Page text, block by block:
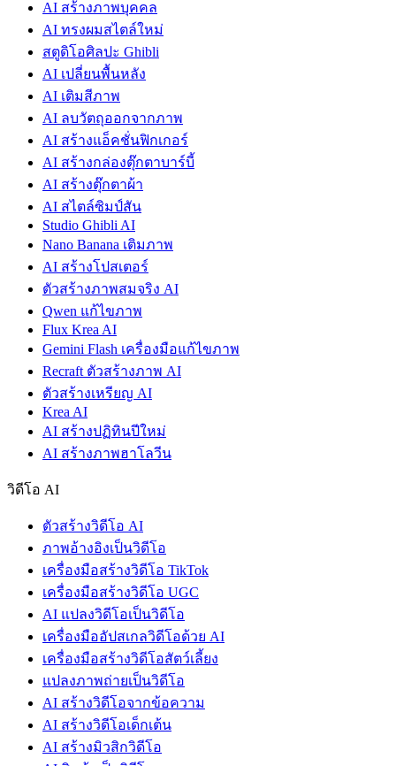
AI สร้างภาพบุคคล
AI ทรงผมสไตล์ใหม่
สตูดิโอศิลปะ Ghibli
AI เปลี่ยนพื้นหลัง
AI เติมสีภาพ
AI ลบวัตถุออกจากภาพ
AI สร้างแอ็คชั่นฟิกเกอร์
AI สร้างกล่องตุ๊กตาบาร์บี้
AI สร้างตุ๊กตาผ้า
AI สไตล์ซิมป์สัน
Studio Ghibli AI
Nano Banana เติมภาพ
AI สร้างโปสเตอร์
ตัวสร้างภาพสมจริง AI
Qwen แก้ไขภาพ
Flux Krea AI
Gemini Flash เครื่องมือแก้ไขภาพ
Recraft ตัวสร้างภาพ AI
ตัวสร้างเหรียญ AI
Krea AI
AI สร้างปฏิทินปีใหม่
AI สร้างภาพฮาโลวีน
วิดีโอ AI
ตัวสร้างวิดีโอ AI
ภาพอ้างอิงเป็นวิดีโอ
เครื่องมือสร้างวิดีโอ TikTok
เครื่องมือสร้างวิดีโอ UGC
AI แปลงวิดีโอเป็นวิดีโอ
เครื่องมืออัปสเกลวิดีโอด้วย AI
เครื่องมือสร้างวิดีโอสัตว์เลี้ยง
แปลงภาพถ่ายเป็นวิดีโอ
AI สร้างวิดีโอจากข้อความ
AI สร้างวิดีโอเด็กเต้น
AI สร้างมิวสิกวิดีโอ